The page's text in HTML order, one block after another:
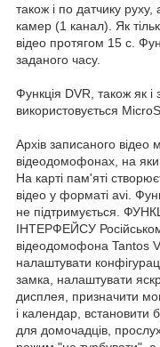
також і по датчику руху,
камер (1 канал). Як
відео протягом 15 с.
заданого часу.
Функція DVR, також як
використовується
Архів записаного
відеодомофонах, на
На карті пам'яті
відео у форматі avi.
не підтримується.
ІНТЕРФЕЙСУ
відеодомофона Tantos
налаштувати
замка, налаштувати
дисплея, призначити
і календар, встановити
для домочадців,